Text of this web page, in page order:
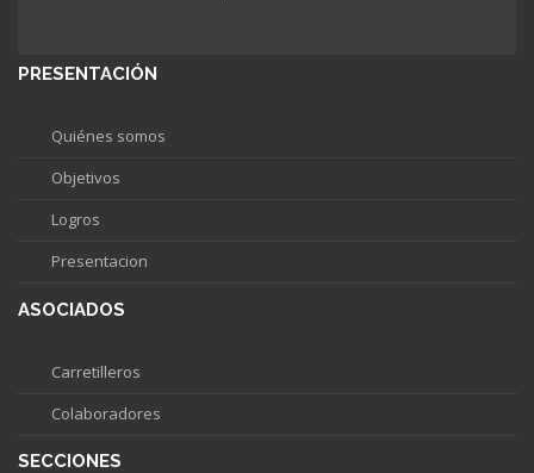
PRESENTACIÓN
Quiénes somos
Objetivos
Logros
Presentacion
ASOCIADOS
Carretilleros
Colaboradores
SECCIONES